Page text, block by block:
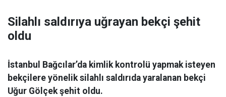
Silahlı saldırıya uğrayan bekçi şehit
oldu
İstanbul Bağcılar’da kimlik kontrolü yapmak isteyen
bekçilere yönelik silahlı saldırıda yaralanan bekçi
Uğur Gölçek şehit oldu.